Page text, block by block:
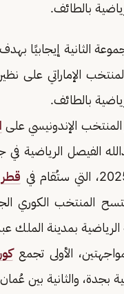
بالطائف.
الثانية
الإماراتي على
بالطائف.
المنتخب الإندونيسي على
الفيصل الرياضية
قطر
المنتخب الكوري
بمدينة الملك
الأولى تجمع
بجدة، والثانية بين